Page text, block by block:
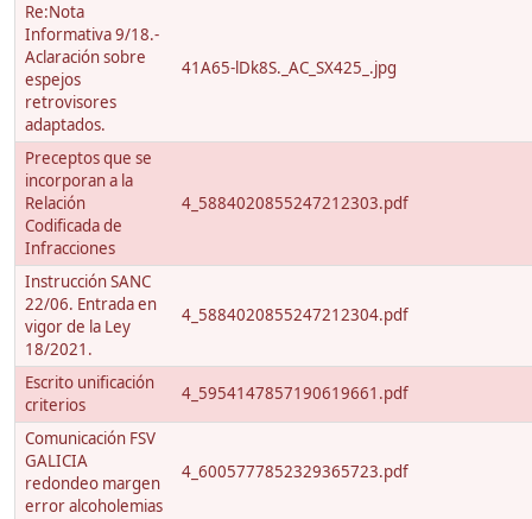
Re:Nota
Informativa 9/18.-
Aclaración sobre
espejos
retrovisores
adaptados.
41A65-lDk8S._AC_SX425_.jpg
Preceptos que se
incorporan a la
Relación
Codificada de
Infracciones
4_5884020855247212303.pdf
Instrucción SANC
22/06. Entrada en
vigor de la Ley
18/2021.
4_5884020855247212304.pdf
Escrito unificación
criterios
4_5954147857190619661.pdf
Comunicación FSV
GALICIA
redondeo margen
error alcoholemias
4_6005777852329365723.pdf